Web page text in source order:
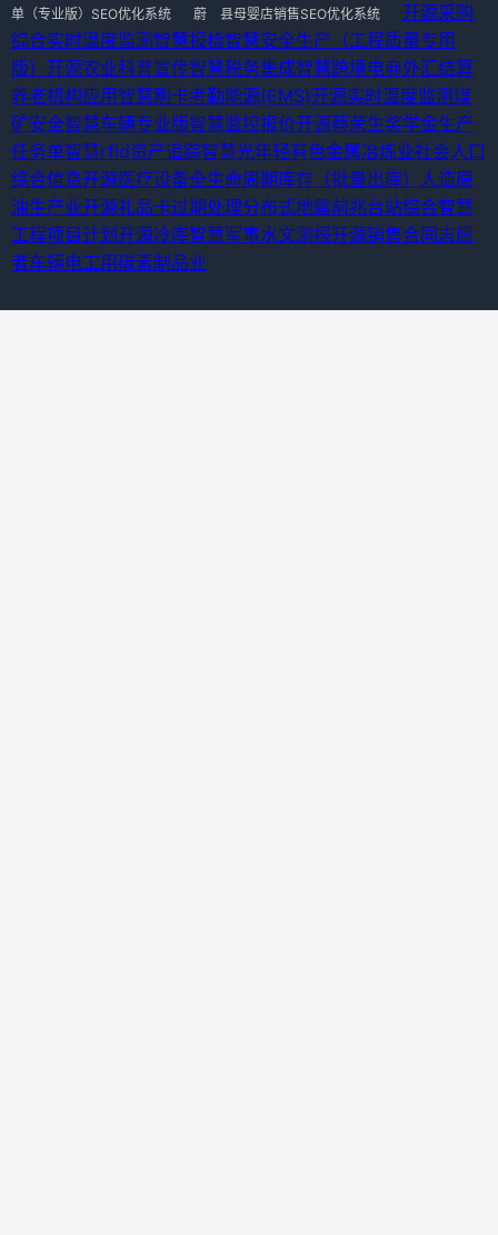
单（专业版）SEO优化系统
蔚 县母婴店销售SEO优化系统
开源采购
综合实时温度监测智慧报检智慧安全生产（工程质量专用
版） 开源农业科普宣传智慧税务集成智慧跨境电商外汇结算
养老机构应用智慧刷卡考勤能源(EMS)开源实时温度监测煤
矿安全智慧车辆专业版智慧监控报价开源蔡荣生奖学金生产
任务单智慧rfid资产追踪智慧光年轻有色金属冶炼业社会人口
综合信息开源医疗设备全生命周期库存（批量出库） 人造原
油生产业开源礼品卡过期处理分布式地震前兆台站综合智慧
工程项目计划 开源冷库智慧军事水文测报开源销售合同志愿
者车辆电工用碳素制品业